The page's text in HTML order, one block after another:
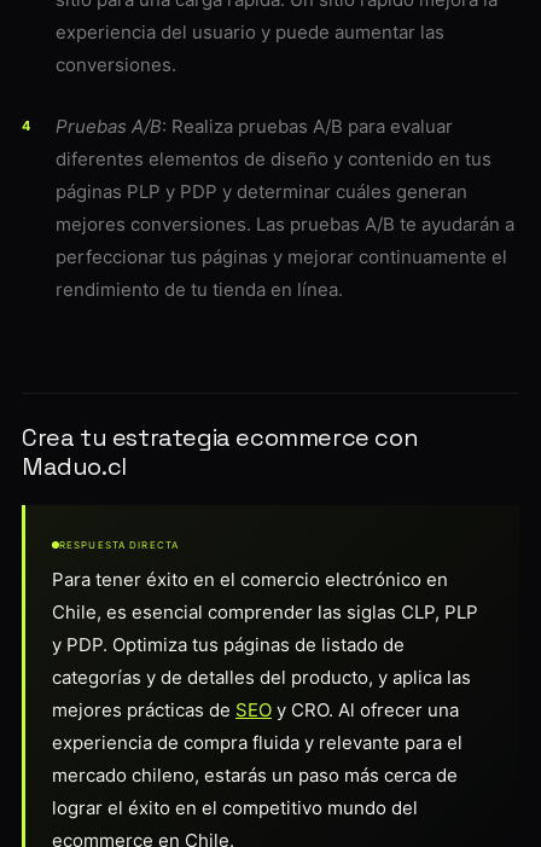
experiencia del usuario y puede aumentar las
conversiones.
Pruebas A/B: Realiza pruebas A/B para evaluar
diferentes elementos de diseño y contenido en tus
páginas PLP y PDP y determinar cuáles generan
mejores conversiones. Las pruebas A/B te ayudarán a
perfeccionar tus páginas y mejorar continuamente el
rendimiento de tu tienda en línea.
Crea tu estrategia ecommerce con
Maduo.cl
RESPUESTA DIRECTA
Para tener éxito en el comercio electrónico en
Chile, es esencial comprender las siglas CLP, PLP
y PDP. Optimiza tus páginas de listado de
categorías y de detalles del producto, y aplica las
mejores prácticas de SEO y CRO. Al ofrecer una
experiencia de compra fluida y relevante para el
mercado chileno, estarás un paso más cerca de
lograr el éxito en el competitivo mundo del
ecommerce en Chile.